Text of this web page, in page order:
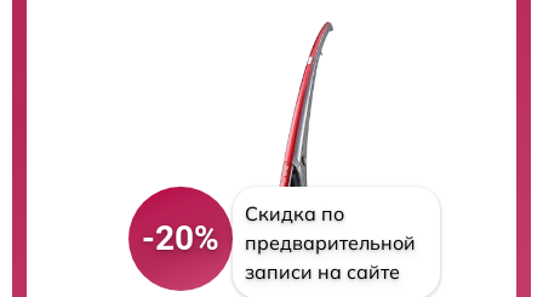
-20%
Скидка по
предварительной
записи на сайте